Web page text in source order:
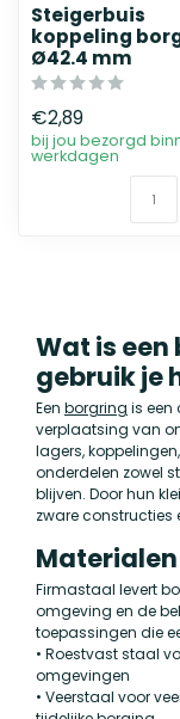
Steigerbuis
koppeling
Ø42.4 mm
€2,89
bij jou bezorgd
werkdagen
Wat is
gebruik je
Een borgring is
verplaatsing van
lagers,
onderdelen zowel
blijven. Door hun
zware constructies
Firmastaal levert
omgeving en de
toepassingen die
• Roestvast staal
omgevingen
• Veerstaal voor